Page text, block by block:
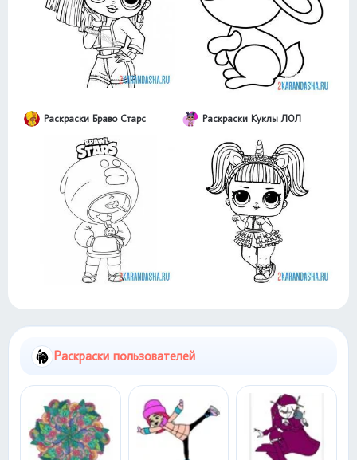
Раскраски Браво Старс Раскраски Куклы ЛОЛ
Раскраски пользователей